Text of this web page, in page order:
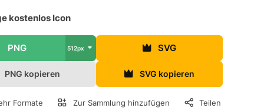
kostenlos Icon
PNG 512px SVG
PNG kopieren SVG kopieren
Formate Zur Sammlung hinzufügen Teilen